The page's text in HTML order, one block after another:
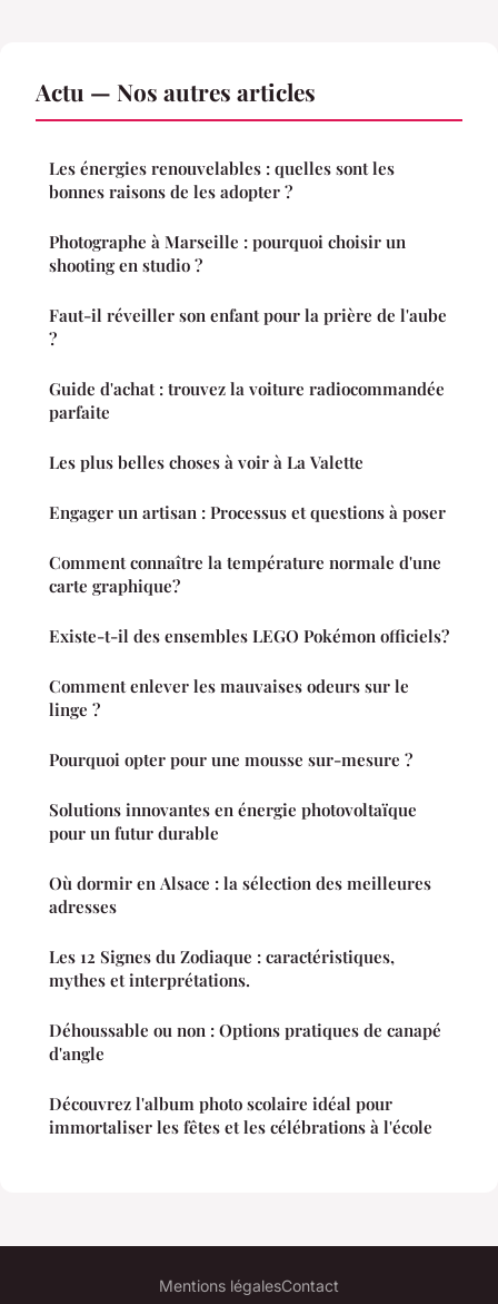
Actu — Nos autres articles
Les énergies renouvelables : quelles sont les
bonnes raisons de les adopter ?
Photographe à Marseille : pourquoi choisir un
shooting en studio ?
Faut-il réveiller son enfant pour la prière de l'aube
?
Guide d'achat : trouvez la voiture radiocommandée
parfaite
Les plus belles choses à voir à La Valette
Engager un artisan : Processus et questions à poser
Comment connaître la température normale d'une
carte graphique?
Existe-t-il des ensembles LEGO Pokémon officiels?
Comment enlever les mauvaises odeurs sur le
linge ?
Pourquoi opter pour une mousse sur-mesure ?
Solutions innovantes en énergie photovoltaïque
pour un futur durable
Où dormir en Alsace : la sélection des meilleures
adresses
Les 12 Signes du Zodiaque : caractéristiques,
mythes et interprétations.
Déhoussable ou non : Options pratiques de canapé
d'angle
Découvrez l'album photo scolaire idéal pour
immortaliser les fêtes et les célébrations à l'école
Mentions légalesContact